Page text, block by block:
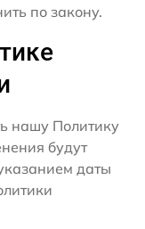
по закону.
нашу Политику
будут
даты